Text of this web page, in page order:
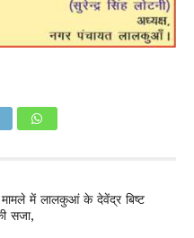
मामले में लालकुआं के देवेंद्र बिष्ट
सजा,